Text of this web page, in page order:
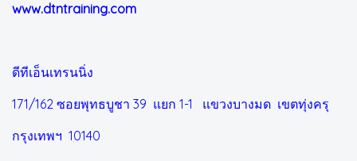
www.dtntraining.com
ดีทีเอ็นเทรนนิ่ง
171/162 ซอยพุทธบูชา 39 แยก 1-1 แขวงบางมด เขตทุ่งครุ
กรุงเทพฯ 10140